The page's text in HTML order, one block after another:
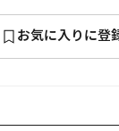
お気に入りに登